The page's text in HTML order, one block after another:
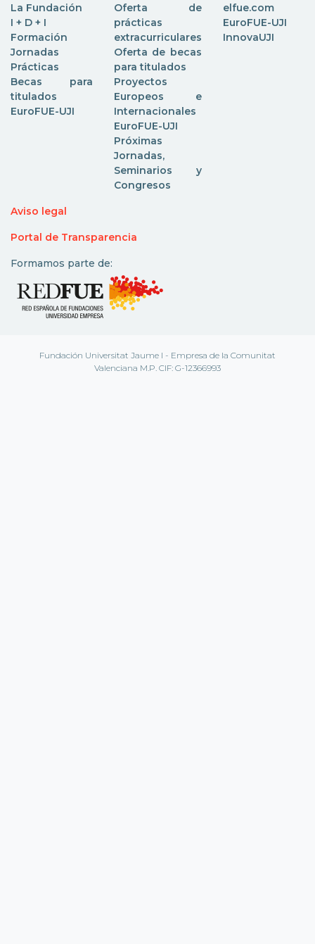
La Fundación
I + D + I
Formación
Jornadas
Prácticas
Becas para
titulados
EuroFUE-UJI
Oferta de
prácticas
extracurriculares
Oferta de becas
para titulados
Proyectos
Europeos e
Internacionales
EuroFUE-UJI
Próximas
Jornadas,
Seminarios y
Congresos
elfue.com
EuroFUE-UJI
InnovaUJI
Aviso legal
Portal de Transparencia
Formamos parte de:
Fundación Universitat Jaume I - Empresa de la Comunitat
Valenciana M.P. CIF: G-12366993